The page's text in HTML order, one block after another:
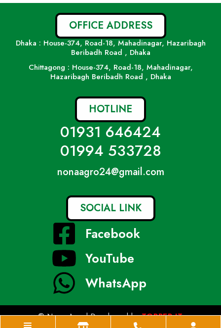
OFFICE ADDRESS
Dhaka : House-374, Road-18, Mahadinagar, Hazaribagh
Beribadh Road , Dhaka
Chittagong : House-374, Road-18, Mahadinagar,
Hazaribagh Beribadh Road , Dhaka
HOTLINE
01931 646424
01994 533728
nonaagro24@gmail.com
SOCIAL LINK
Facebook
YouTube
WhatsApp
© Nona Agro| Developed byTOPPER IT